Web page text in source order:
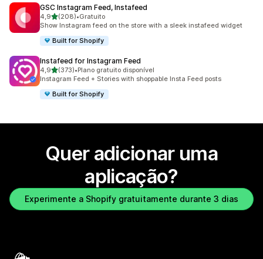
GSC Instagram Feed, Instafeed
4,9de 5 estrelas
(208)
208 total de avaliações
•Gratuito
Show Instagram feed on the store with a sleek instafeed widget
Built for Shopify
Instafeed for Instagram Feed
4,9de 5 estrelas
(373)
373 total de avaliações
•Plano gratuito disponível
Instagram Feed + Stories with shoppable Insta Feed posts
Built for Shopify
Quer adicionar uma
aplicação?
Experimente a Shopify gratuitamente durante 3 dias